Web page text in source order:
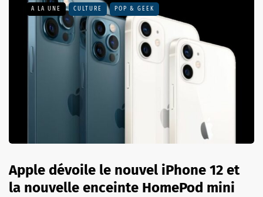
A LA UNE CULTURE POP & GEEK
Apple dévoile le nouvel iPhone 12 et
la nouvelle enceinte HomePod mini